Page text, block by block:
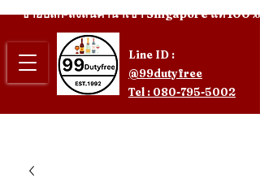
Line ID :
@99dutyfree
Tel : 080-795-5002
ขายปลีก-ส่งสินค้านำเข้า Singapore แท้ 100%